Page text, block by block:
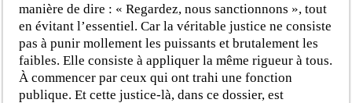
manière de dire : « Regardez, nous sanctionnons », tout
en évitant l’essentiel. Car la véritable justice ne consiste
pas à punir mollement les puissants et brutalement les
faibles. Elle consiste à appliquer la même rigueur à tous.
À commencer par ceux qui ont trahi une fonction
publique. Et cette justice-là, dans ce dossier, est